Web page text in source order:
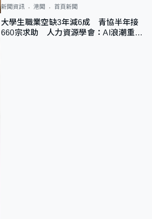
新聞資訊 港聞 首頁新聞
大學生職業空缺3年減6成 青協半年接
660宗求助 人力資源學會：AI浪潮重整